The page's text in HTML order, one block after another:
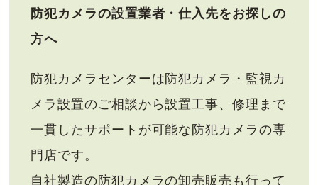
防犯カメラの設置業者・仕入先をお探しの
方へ
防犯カメラセンターは防犯カメラ・監視カ
メラ設置のご相談から設置工事、修理まで
一貫したサポートが可能な防犯カメラの専
門店です。
自社製造の防犯カメラの卸売販売も行って